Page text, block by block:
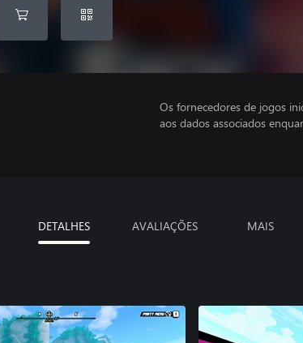
Os fornecedores de jogos
aos dados associados
DETALHES AVALIAÇÕES MAIS